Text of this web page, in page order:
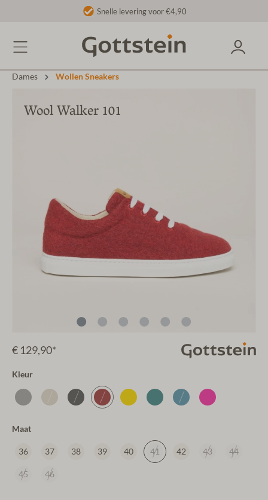
Snelle levering voor €4,90
Dames Wollen Sneakers
Wool Walker 101
€ 129,90*
Kleur
Maat
36 37 38 39 40 41 42 43 44
45 46